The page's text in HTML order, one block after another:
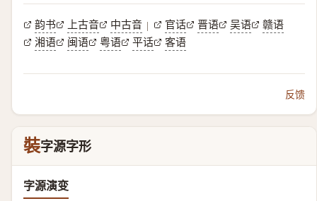
韵书 上古音 中古音 | 官话 晋语 吴语
赣语
湘语
闽语 粤语 平话 客语
反馈
裝字源字形
字源演变